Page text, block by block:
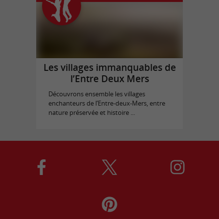
Les villages immanquables de
l’Entre Deux Mers
Découvrons ensemble les villages
enchanteurs de l’Entre-deux-Mers, entre
nature préservée et histoire ...